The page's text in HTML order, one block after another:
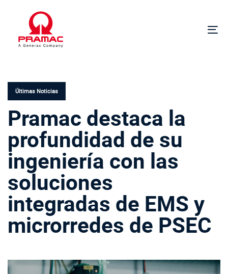
navegación
contenido
Últimas Noticias
Pramac destaca la
profundidad de su
ingeniería con las
soluciones
integradas de EMS y
microrredes de PSEC